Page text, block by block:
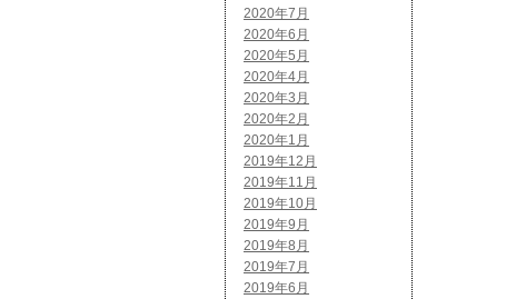
2020年7月
2020年6月
2020年5月
2020年4月
2020年3月
2020年2月
2020年1月
2019年12月
2019年11月
2019年10月
2019年9月
2019年8月
2019年7月
2019年6月